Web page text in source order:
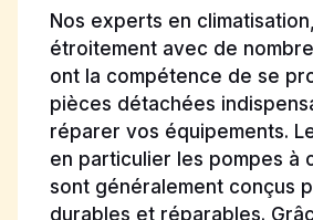
Nos experts en
étroitement avec de
ont la compétence de se
pièces détachées
réparer vos équipements.
en particulier les pompes à
sont généralement conçus
durables et réparables.